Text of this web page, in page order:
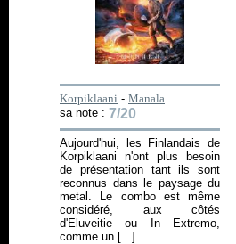
Korpiklaani - Manala
sa note : 7/20
Aujourd'hui, les Finlandais de
Korpiklaani n'ont plus besoin
de présentation tant ils sont
reconnus dans le paysage du
metal. Le combo est même
considéré, aux côtés
d'Eluveitie ou In Extremo,
comme un [...]